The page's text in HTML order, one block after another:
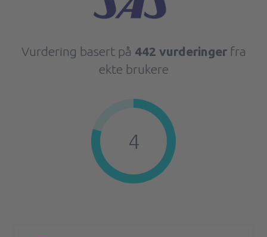
Vurdering basert på 442 vurderinger fra
ekte brukere
4